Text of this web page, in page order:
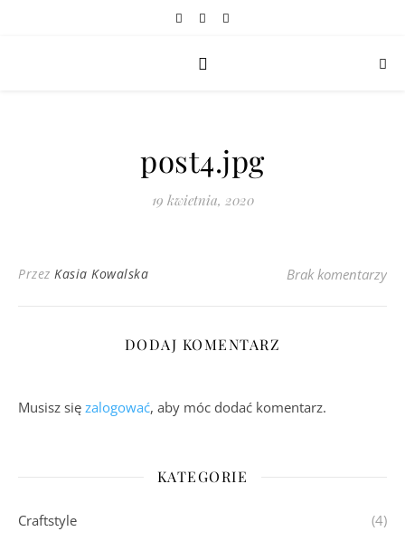
post4.jpg
19 kwietnia, 2020
Przez Kasia Kowalska Brak komentarzy
DODAJ KOMENTARZ
Musisz się zalogować, aby móc dodać komentarz.
KATEGORIE
Craftstyle (4)